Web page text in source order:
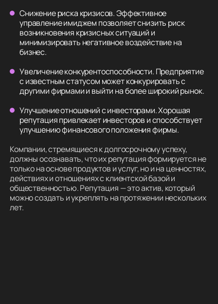
Снижение риска кризисов. Эффективное
управление имиджем позволяет снизить риск
возникновения кризисных ситуаций и
минимизировать негативное воздействие на
бизнес.
Увеличение конкурентоспособности. Предприятие
с известным статусом может конкурировать с
другими фирмами и выйти на более широкий рынок.
Улучшение отношений с инвесторами. Хорошая
репутация привлекает инвесторов и способствует
улучшению финансового положения фирмы.
Компании, стремящиеся к долгосрочному успеху,
должны осознавать, что их репутация формируется не
только на основе продуктов и услуг, но и на ценностях,
действиях и отношениях с клиентской базой и
общественностью. Репутация — это актив, который
можно создать и укреплять на протяжении нескольких
лет.